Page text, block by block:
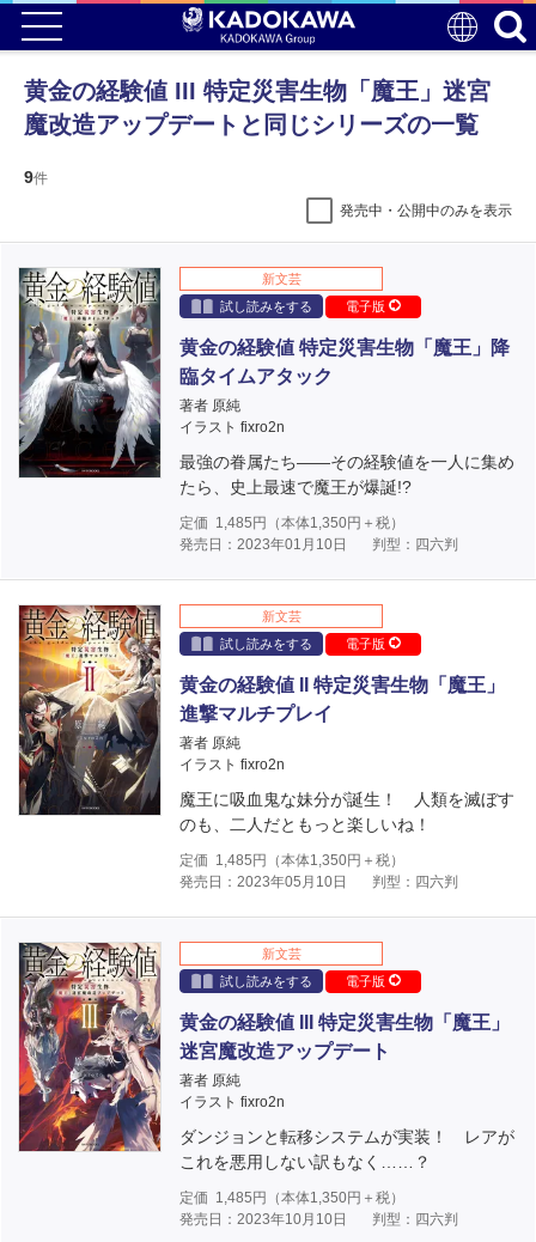
黄金の経験値 III 特定災害生物「魔王」迷宮
魔改造アップデートと同じシリーズの一覧
9件
発売中・公開中のみを表示
新文芸
試し読みをする
電子版
黄金の経験値 特定災害生物「魔王」降
臨タイムアタック
著者 原純
イラスト fixro2n
最強の眷属たち――その経験値を一人に集め
たら、史上最速で魔王が爆誕!?
定価 1,485 円（本体1,350円＋税）
発売日：2023年01月10日
判型：四六判
新文芸
試し読みをする
電子版
黄金の経験値 II 特定災害生物「魔王」
進撃マルチプレイ
著者 原純
イラスト fixro2n
魔王に吸血鬼な妹分が誕生！ 人類を滅ぼす
のも、二人だともっと楽しいね！
定価 1,485 円（本体1,350円＋税）
発売日：2023年05月10日
判型：四六判
新文芸
試し読みをする
電子版
黄金の経験値 III 特定災害生物「魔王」
迷宮魔改造アップデート
著者 原純
イラスト fixro2n
ダンジョンと転移システムが実装！ レアが
これを悪用しない訳もなく……？
定価 1,485 円（本体1,350円＋税）
発売日：2023年10月10日
判型：四六判